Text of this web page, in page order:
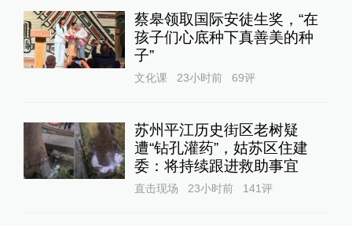
蔡皋领取国际安徒生奖，“在
孩子们心底种下真善美的种
子”
文化课 23小时前 69评
苏州平江历史街区老树疑
遭“钻孔灌药”，姑苏区住建
委：将持续跟进救助事宜
直击现场 23小时前 141评